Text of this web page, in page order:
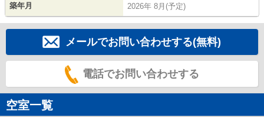
築年月 2026年 8月(予定)
メールでお問い合わせする(無料)
電話でお問い合わせする
空室一覧